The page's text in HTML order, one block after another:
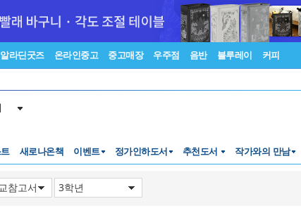
알라딘굿즈 온라인중고 중고매장 우주점 음반 블루레이 커피
새로나온책 이벤트 정가인하도서 추천도서 작가와의 만남